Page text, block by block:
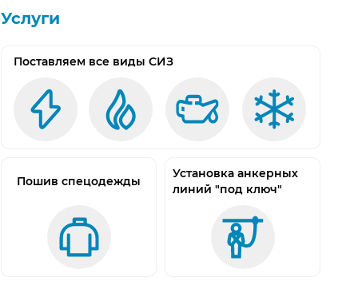
Услуги
Поставляем все виды СИЗ
Пошив спецодежды
Установка анкерных
линий "под ключ"